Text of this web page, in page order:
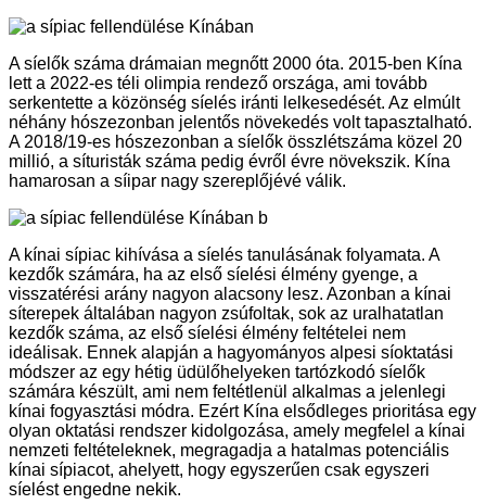
A síelők száma drámaian megnőtt 2000 óta. 2015-ben Kína
lett a 2022-es téli olimpia rendező országa, ami tovább
serkentette a közönség síelés iránti lelkesedését. Az elmúlt
néhány hószezonban jelentős növekedés volt tapasztalható.
A 2018/19-es hószezonban a síelők összlétszáma közel 20
millió, a síturisták száma pedig évről évre növekszik. Kína
hamarosan a síipar nagy szereplőjévé válik.
A kínai sípiac kihívása a síelés tanulásának folyamata. A
kezdők számára, ha az első síelési élmény gyenge, a
visszatérési arány nagyon alacsony lesz. Azonban a kínai
síterepek általában nagyon zsúfoltak, sok az uralhatatlan
kezdők száma, az első síelési élmény feltételei nem
ideálisak. Ennek alapján a hagyományos alpesi síoktatási
módszer az egy hétig üdülőhelyeken tartózkodó síelők
számára készült, ami nem feltétlenül alkalmas a jelenlegi
kínai fogyasztási módra. Ezért Kína elsődleges prioritása egy
olyan oktatási rendszer kidolgozása, amely megfelel a kínai
nemzeti feltételeknek, megragadja a hatalmas potenciális
kínai sípiacot, ahelyett, hogy egyszerűen csak egyszeri
síelést engedne nekik.